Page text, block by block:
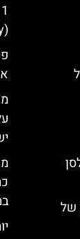
של
(Fibonacci Day) בפיזה